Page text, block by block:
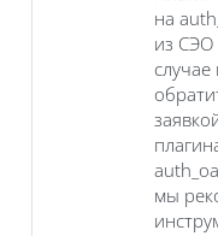
на
из СЭО
мы